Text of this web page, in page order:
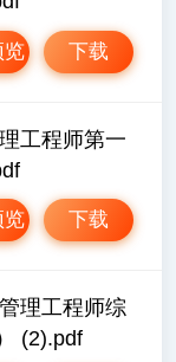
下载
览
工程师第一
下载
览
理工程师综
(2).pdf